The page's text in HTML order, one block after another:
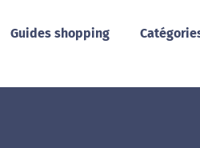
Guides shopping